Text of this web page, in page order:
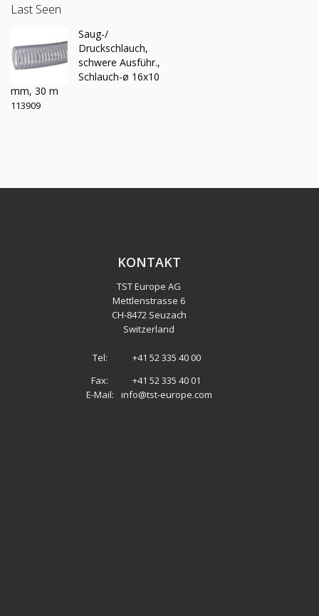
Last Seen
Saug-/
Druckschlauch,
schwere Ausführ.,
Schlauch-ø 16x10
mm, 30 m
113909
KONTAKT
TST Europe AG
Mettlenstrasse 6
CH-8472 Seuzach
Switzerland
Tel:
+41 52 335 40 00
Fax:
+41 52 335 40 01
E-Mail:
info@tst-europe.com